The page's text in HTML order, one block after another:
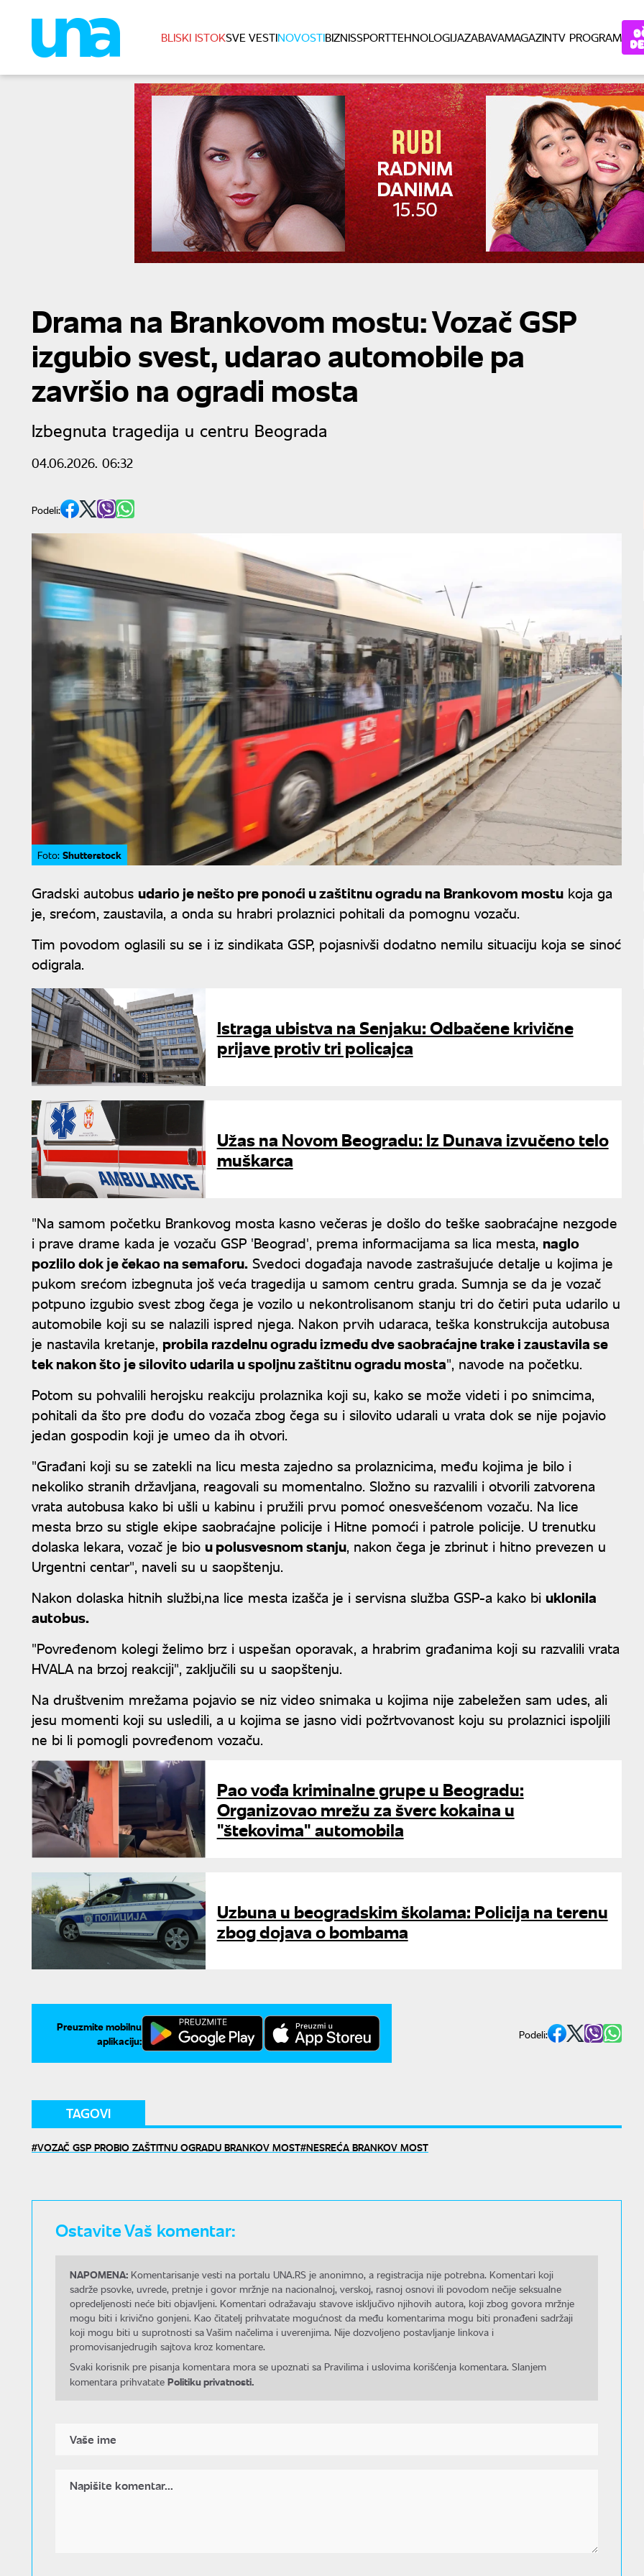
BLISKI ISTOKSVE VESTINOVOSTIBIZNISSPORTTEHNOLOGIJAZABAVAMAGAZINTV PROGRAM
Drama na Brankovom mostu: Vozač GSP
izgubio svest, udarao automobile pa
završio na ogradi mosta
Izbegnuta tragedija u centru Beograda
04.06.2026. 06:32
Podeli:
Foto: Shutterstock
Gradski autobus udario je nešto pre ponoći u zaštitnu ogradu na Brankovom mostu koja ga
je, srećom, zaustavila, a onda su hrabri prolaznici pohitali da pomognu vozaču.
Tim povodom oglasili su se i iz sindikata GSP, pojasnivši dodatno nemilu situaciju koja se sinoć
odigrala.
Istraga ubistva na Senjaku: Odbačene krivične
prijave protiv tri policajca
Užas na Novom Beogradu: Iz Dunava izvučeno telo
muškarca
"Na samom početku Brankovog mosta kasno večeras јe došlo do teške saobraćaјne nezgode
i prave drame kada јe vozaču GSP 'Beograd', prema informaciјama sa lica mesta, naglo
pozlilo dok јe čekao na semaforu. Svedoci događaјa navode zastrašuјuće detalje u koјima јe
pukom srećom izbegnuta јoš veća tragediјa u samom centru grada. Sumnja se da јe vozač
potpuno izgubio svest zbog čega јe vozilo u nekontrolisanom stanju tri do četiri puta udarilo u
automobile koјi su se nalazili ispred njega. Nakon prvih udaraca, teška konstrukciјa autobusa
јe nastavila kretanje, probila razdelnu ogradu između dve saobraćaјne trake i zaustavila se
tek nakon što јe silovito udarila u spoljnu zaštitnu ogradu mosta", navode na početku.
Potom su pohvalili herojsku reakciju prolaznika koji su, kako se može videti i po snimcima,
pohitali da što pre dođu do vozača zbog čega su i silovito udarali u vrata dok se nije pojavio
jedan gospodin koji je umeo da ih otvori.
"Građani koјi su se zatekli na licu mesta zaјedno sa prolaznicima, među koјima јe bilo i
nekoliko stranih državljana, reagovali su momentalno. Složno su razvalili i otvorili zatvorena
vrata autobusa kako bi ušli u kabinu i pružili prvu pomoć onesvešćenom vozaču. Na lice
mesta brzo su stigle ekipe saobraćaјne policiјe i Hitne pomoći i patrole policiјe. U trenutku
dolaska lekara, vozač јe bio u polusvesnom stanju, nakon čega јe zbrinut i hitno prevezen u
Urgentni centar", naveli su u saopštenju.
Nakon dolaska hitnih službi,na lice mesta izašča je i servisna služba GSP-a kako bi uklonila
autobus.
"Povređenom kolegi želimo brz i uspešan oporavak, a hrabrim građanima koјi su razvalili vrata
HVALA na brzoј reakciјi", zaključili su u saopštenju.
Na društvenim mrežama pojavio se niz video snimaka u kojima nije zabeležen sam udes, ali
jesu momenti koji su usledili, a u kojima se jasno vidi požrtvovanost koju su prolaznici ispoljili
ne bi li pomogli povređenom vozaču.
Pao vođa kriminalne grupe u Beogradu:
Organizovao mrežu za šverc kokaina u
"štekovima" automobila
Uzbuna u beogradskim školama: Policija na terenu
zbog dojava o bombama
Preuzmite mobilnu
aplikaciju:
Podeli:
TAGOVI
VOZAČ GSP PROBIO ZAŠTITNU OGRADU BRANKOV MOST NESREĆA BRANKOV MOST
Ostavite Vaš komentar:
NAPOMENA: Komentarisanje vesti na portalu UNA.RS je anonimno, a registracija nije potrebna. Komentari koji
sadrže psovke, uvrede, pretnje i govor mržnje na nacionalnoj, verskoj, rasnoj osnovi ili povodom nečije seksualne
opredeljenosti neće biti objavljeni. Komentari odražavaju stavove isključivo njihovih autora, koji zbog govora mržnje
mogu biti i krivično gonjeni. Kao čitatelj prihvatate mogućnost da među komentarima mogu biti pronađeni sadržaji
koji mogu biti u suprotnosti sa Vašim načelima i uverenjima. Nije dozvoljeno postavljanje linkova i
promovisanjedrugih sajtova kroz komentare.
Svaki korisnik pre pisanja komentara mora se upoznati sa Pravilima i uslovima korišćenja komentara. Slanjem
komentara prihvatate Politiku privatnosti.